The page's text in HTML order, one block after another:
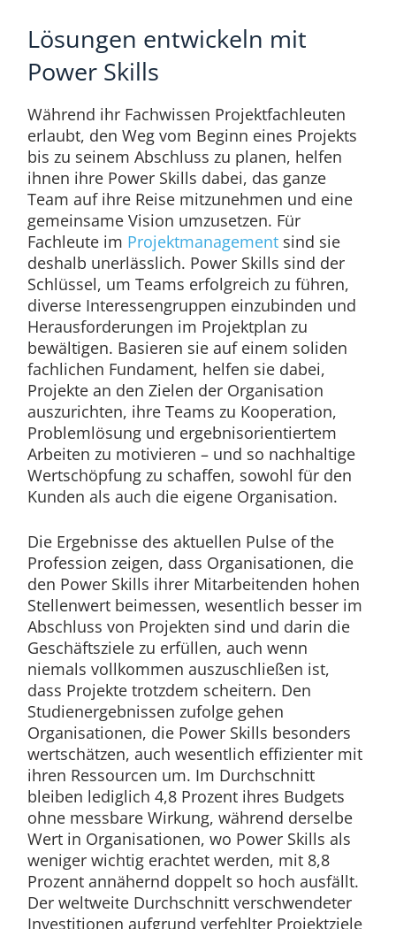
Lösungen entwickeln mit
Power Skills
Während ihr Fachwissen Projektfachleuten
erlaubt, den Weg vom Beginn eines Projekts
bis zu seinem Abschluss zu planen, helfen
ihnen ihre Power Skills dabei, das ganze
Team auf ihre Reise mitzunehmen und eine
gemeinsame Vision umzusetzen. Für
Fachleute im Projektmanagementsind sie
deshalb unerlässlich. Power Skills sind der
Schlüssel, um Teams erfolgreich zu führen,
diverse Interessengruppen einzubinden und
Herausforderungen im Projektplan zu
bewältigen. Basieren sie auf einem soliden
fachlichen Fundament, helfen sie dabei,
Projekte an den Zielen der Organisation
auszurichten, ihre Teams zu Kooperation,
Problemlösung und ergebnisorientiertem
Arbeiten zu motivieren – und so nachhaltige
Wertschöpfung zu schaffen, sowohl für den
Kunden als auch die eigene Organisation.
Die Ergebnisse des aktuellen Pulse of the
Profession zeigen, dass Organisationen, die
den Power Skills ihrer Mitarbeitenden hohen
Stellenwert beimessen, wesentlich besser im
Abschluss von Projekten sind und darin die
Geschäftsziele zu erfüllen, auch wenn
niemals vollkommen auszuschließen ist,
dass Projekte trotzdem scheitern. Den
Studienergebnissen zufolge gehen
Organisationen, die Power Skills besonders
wertschätzen, auch wesentlich effizienter mit
ihren Ressourcen um. Im Durchschnitt
bleiben lediglich 4,8 Prozent ihres Budgets
ohne messbare Wirkung, während derselbe
Wert in Organisationen, wo Power Skills als
weniger wichtig erachtet werden, mit 8,8
Prozent annähernd doppelt so hoch ausfällt.
Der weltweite Durchschnitt verschwendeter
Investitionen aufgrund verfehlter Projektziele